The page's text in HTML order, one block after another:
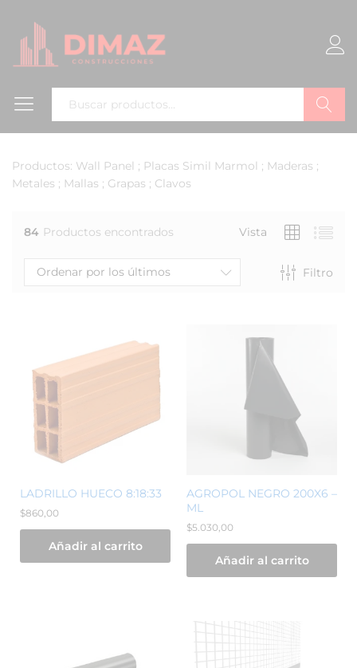
Buscar
Productos: Wall Panel ; Placas Simil Marmol ; Maderas ;
Metales ; Mallas ; Grapas ; Clavos
84 Productos encontrados Vista
Filtro
Ordenar por los últimos
LADRILLO HUECO 8:18:33
$860,00
Añadir al carrito
AGROPOL NEGRO 200X6 –
ML
$5.030,00
Añadir al carrito